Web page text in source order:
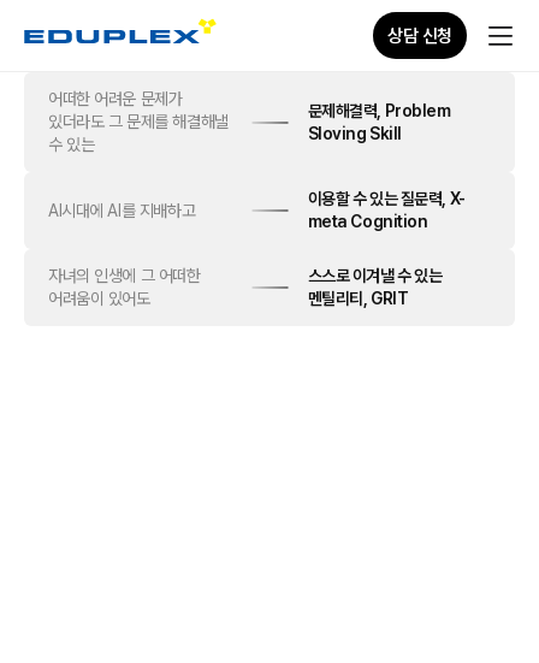
상담 신청
어떠한 어려운 문제가
있더라도 그 문제를 해결해낼
수 있는
문제해결력, Problem
Sloving Skill
AI시대에AI를 지배하고
이용할 수 있는 질문력, X-
meta Cognition
자녀의 인생에 그 어떠한
어려움이 있어도
스스로 이겨낼 수 있는
멘틸리티, GRIT